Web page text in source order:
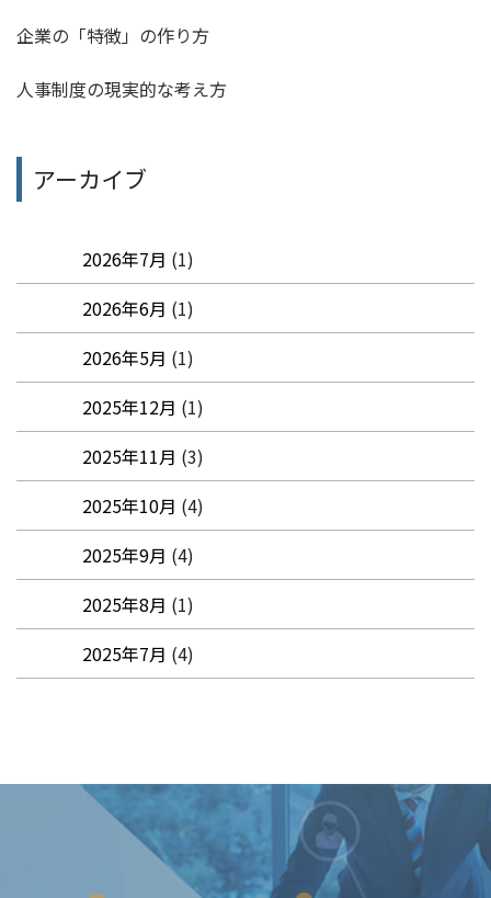
企業の「特徴」の作り方
人事制度の現実的な考え方
アーカイブ
2026年7月 (1)
2026年6月 (1)
2026年5月 (1)
2025年12月 (1)
2025年11月 (3)
2025年10月 (4)
2025年9月 (4)
2025年8月 (1)
2025年7月 (4)